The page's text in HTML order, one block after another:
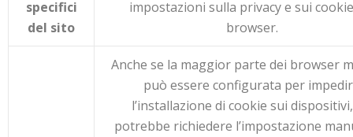
specifici
del sito
impostazioni sulla privacy e sui
browser.
Anche se la maggior parte dei browser
può essere configurata per
l’installazione di cookie sui
potrebbe richiedere l’impostazione